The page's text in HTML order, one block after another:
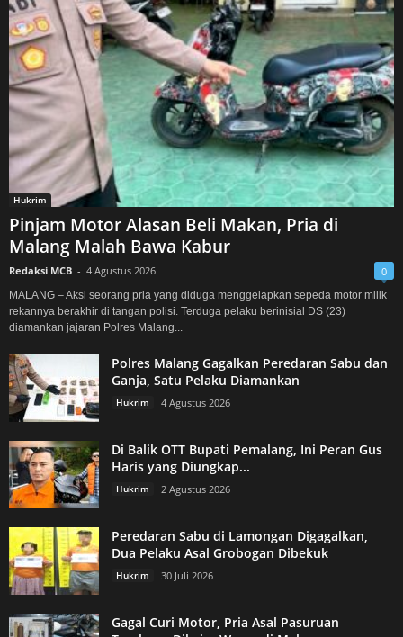
Hukrim
Pinjam Motor Alasan Beli Makan, Pria di
Malang Malah Bawa Kabur
Redaksi MCB - 4 Agustus 2026 0
MALANG – Aksi seorang pria yang diduga menggelapkan sepeda motor milik
rekannya berakhir di tangan polisi. Terduga pelaku berinisial DS (23)
diamankan jajaran Polres Malang...
Polres Malang Gagalkan Peredaran Sabu dan
Ganja, Satu Pelaku Diamankan
Hukrim 4 Agustus 2026
Di Balik OTT Bupati Pemalang, Ini Peran Gus
Haris yang Diungkap...
Hukrim 2 Agustus 2026
Peredaran Sabu di Lamongan Digagalkan,
Dua Pelaku Asal Grobogan Dibekuk
Hukrim 30 Juli 2026
Gagal Curi Motor, Pria Asal Pasuruan